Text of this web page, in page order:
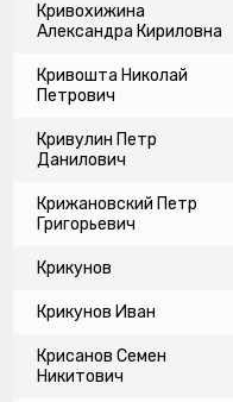
Кривохижина
Александра Кириловна
Кривошта Николай
Петрович
Кривулин Петр
Данилович
Крижановский Петр
Григорьевич
Крикунов
Крикунов Иван
Крисанов Семен
Никитович